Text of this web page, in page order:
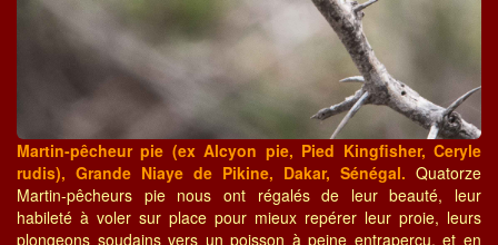
Martin-pêcheur pie (ex Alcyon pie, Pied Kingfisher, Ceryle
rudis), Grande Niaye de Pikine, Dakar, Sénégal. Quatorze
Martin-pêcheurs pie nous ont régalés de leur beauté, leur
habileté à voler sur place pour mieux repérer leur proie, leurs
plongeons soudains vers un poisson à peine entraperçu, et en